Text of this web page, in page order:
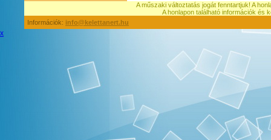
A műszaki változtatás jogát fenntartjuk! A
A honlapon található információk és
Információk: info@kelettanert.hu
x